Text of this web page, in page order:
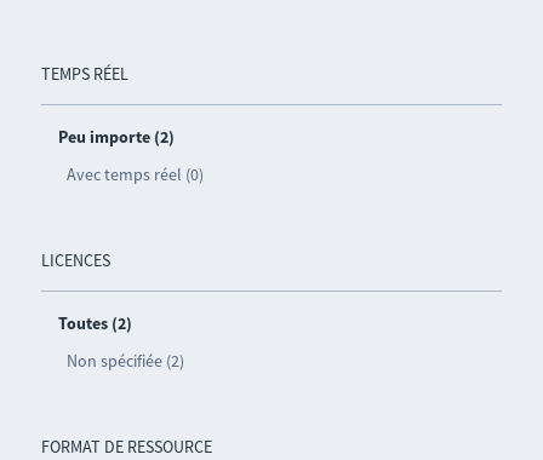
TEMPS RÉEL
Peu importe (2)
Avec temps réel (0)
LICENCES
Toutes (2)
Non spécifiée (2)
FORMAT DE RESSOURCE